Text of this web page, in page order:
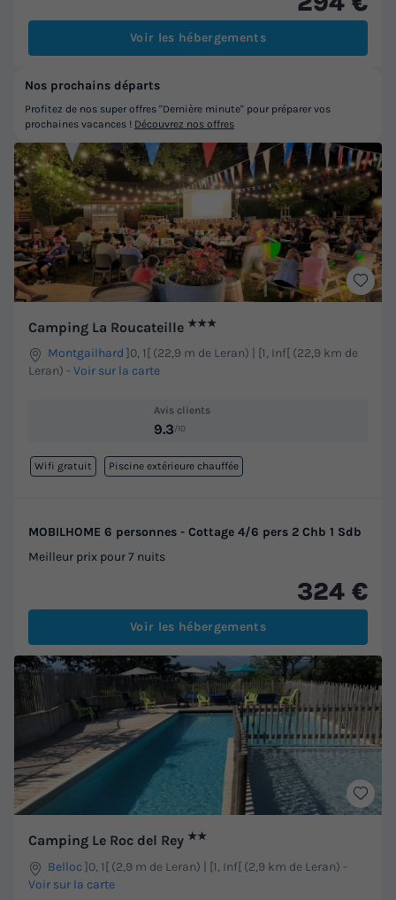
Voir les hébergements
Camping La Roucateille ★★★
Montgailhard ]0, 1[ (22,9 m de Leran) | [1, Inf[ (22,9 km de
Leran) - Voir sur la carte
Avis clients
9.3/10
Wifi gratuit Piscine extérieure chauffée
MOBILHOME 6 personnes - Cottage 4/6 pers 2 Chb 1 Sdb
Meilleur prix pour 7 nuits
324 €
Voir les hébergements
Camping Le Roc del Rey ★★
Belloc]0, 1[ (2,9 m de Leran) | [1, Inf[ (2,9 km de Leran) -
Voir sur la carte
Nos prochains départs
Profitez de nos super offres "Dernière minute" pour préparer vos
prochaines vacances ! Découvrez nos offres